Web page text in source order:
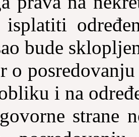
bude
o
i na
strane